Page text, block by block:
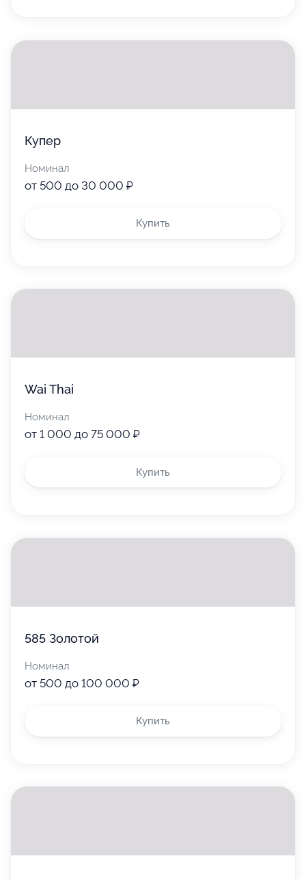
Купер
Номинал
от 500 до 30 000 ₽
Купить
Wai Thai
Номинал
от 1 000 до 75 000 ₽
Купить
585 Золотой
Номинал
от 500 до 100 000 ₽
Купить